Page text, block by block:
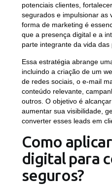
potenciais clientes,
segurados e impulsionar as
forma de marketing é
que a presença digital e a
parte integrante da vida das
Essa estratégia abrange
incluindo a criação de um
de redes sociais, o e-mail
conteúdo relevante,
outros. O objetivo é
aumentar sua visibilidade,
converter esses leads em
Como
digital para
seguros?